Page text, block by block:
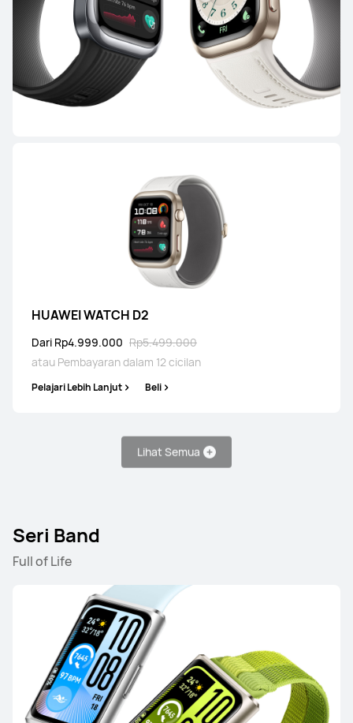
HUAWEI WATCH D2
Dari Rp4.999.000 Rp5.499.000
atau Pembayaran dalam 12 cicilan
Pelajari Lebih Lanjut Beli
Lihat Semua
Seri Band
Full of Life
HUAWEI WATCH GT Runner 2
Dari Rp5.499.000
atau Pembayaran dalam 12 cicilan
Pelajari Lebih Lanjut Beli
HUAWEI WATCH GT 6 Pro
Dari Rp4.099.000
atau Pembayaran dalam 12 cicilan
Pelajari Lebih Lanjut
HONMA × HUAWEI WATCH GT 6 Pro
Pelajari Lebih Lanjut
HUAWEI WATCH GT 5 Pro
Dari Rp4.599.000